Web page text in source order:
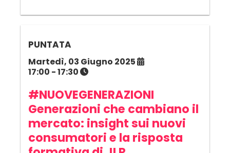
PUNTATA
Martedì, 03 Giugno 2025
17:00 - 17:30
#NUOVEGENERAZIONI
Generazioni che cambiano il
mercato: insight sui nuovi
consumatori e la risposta